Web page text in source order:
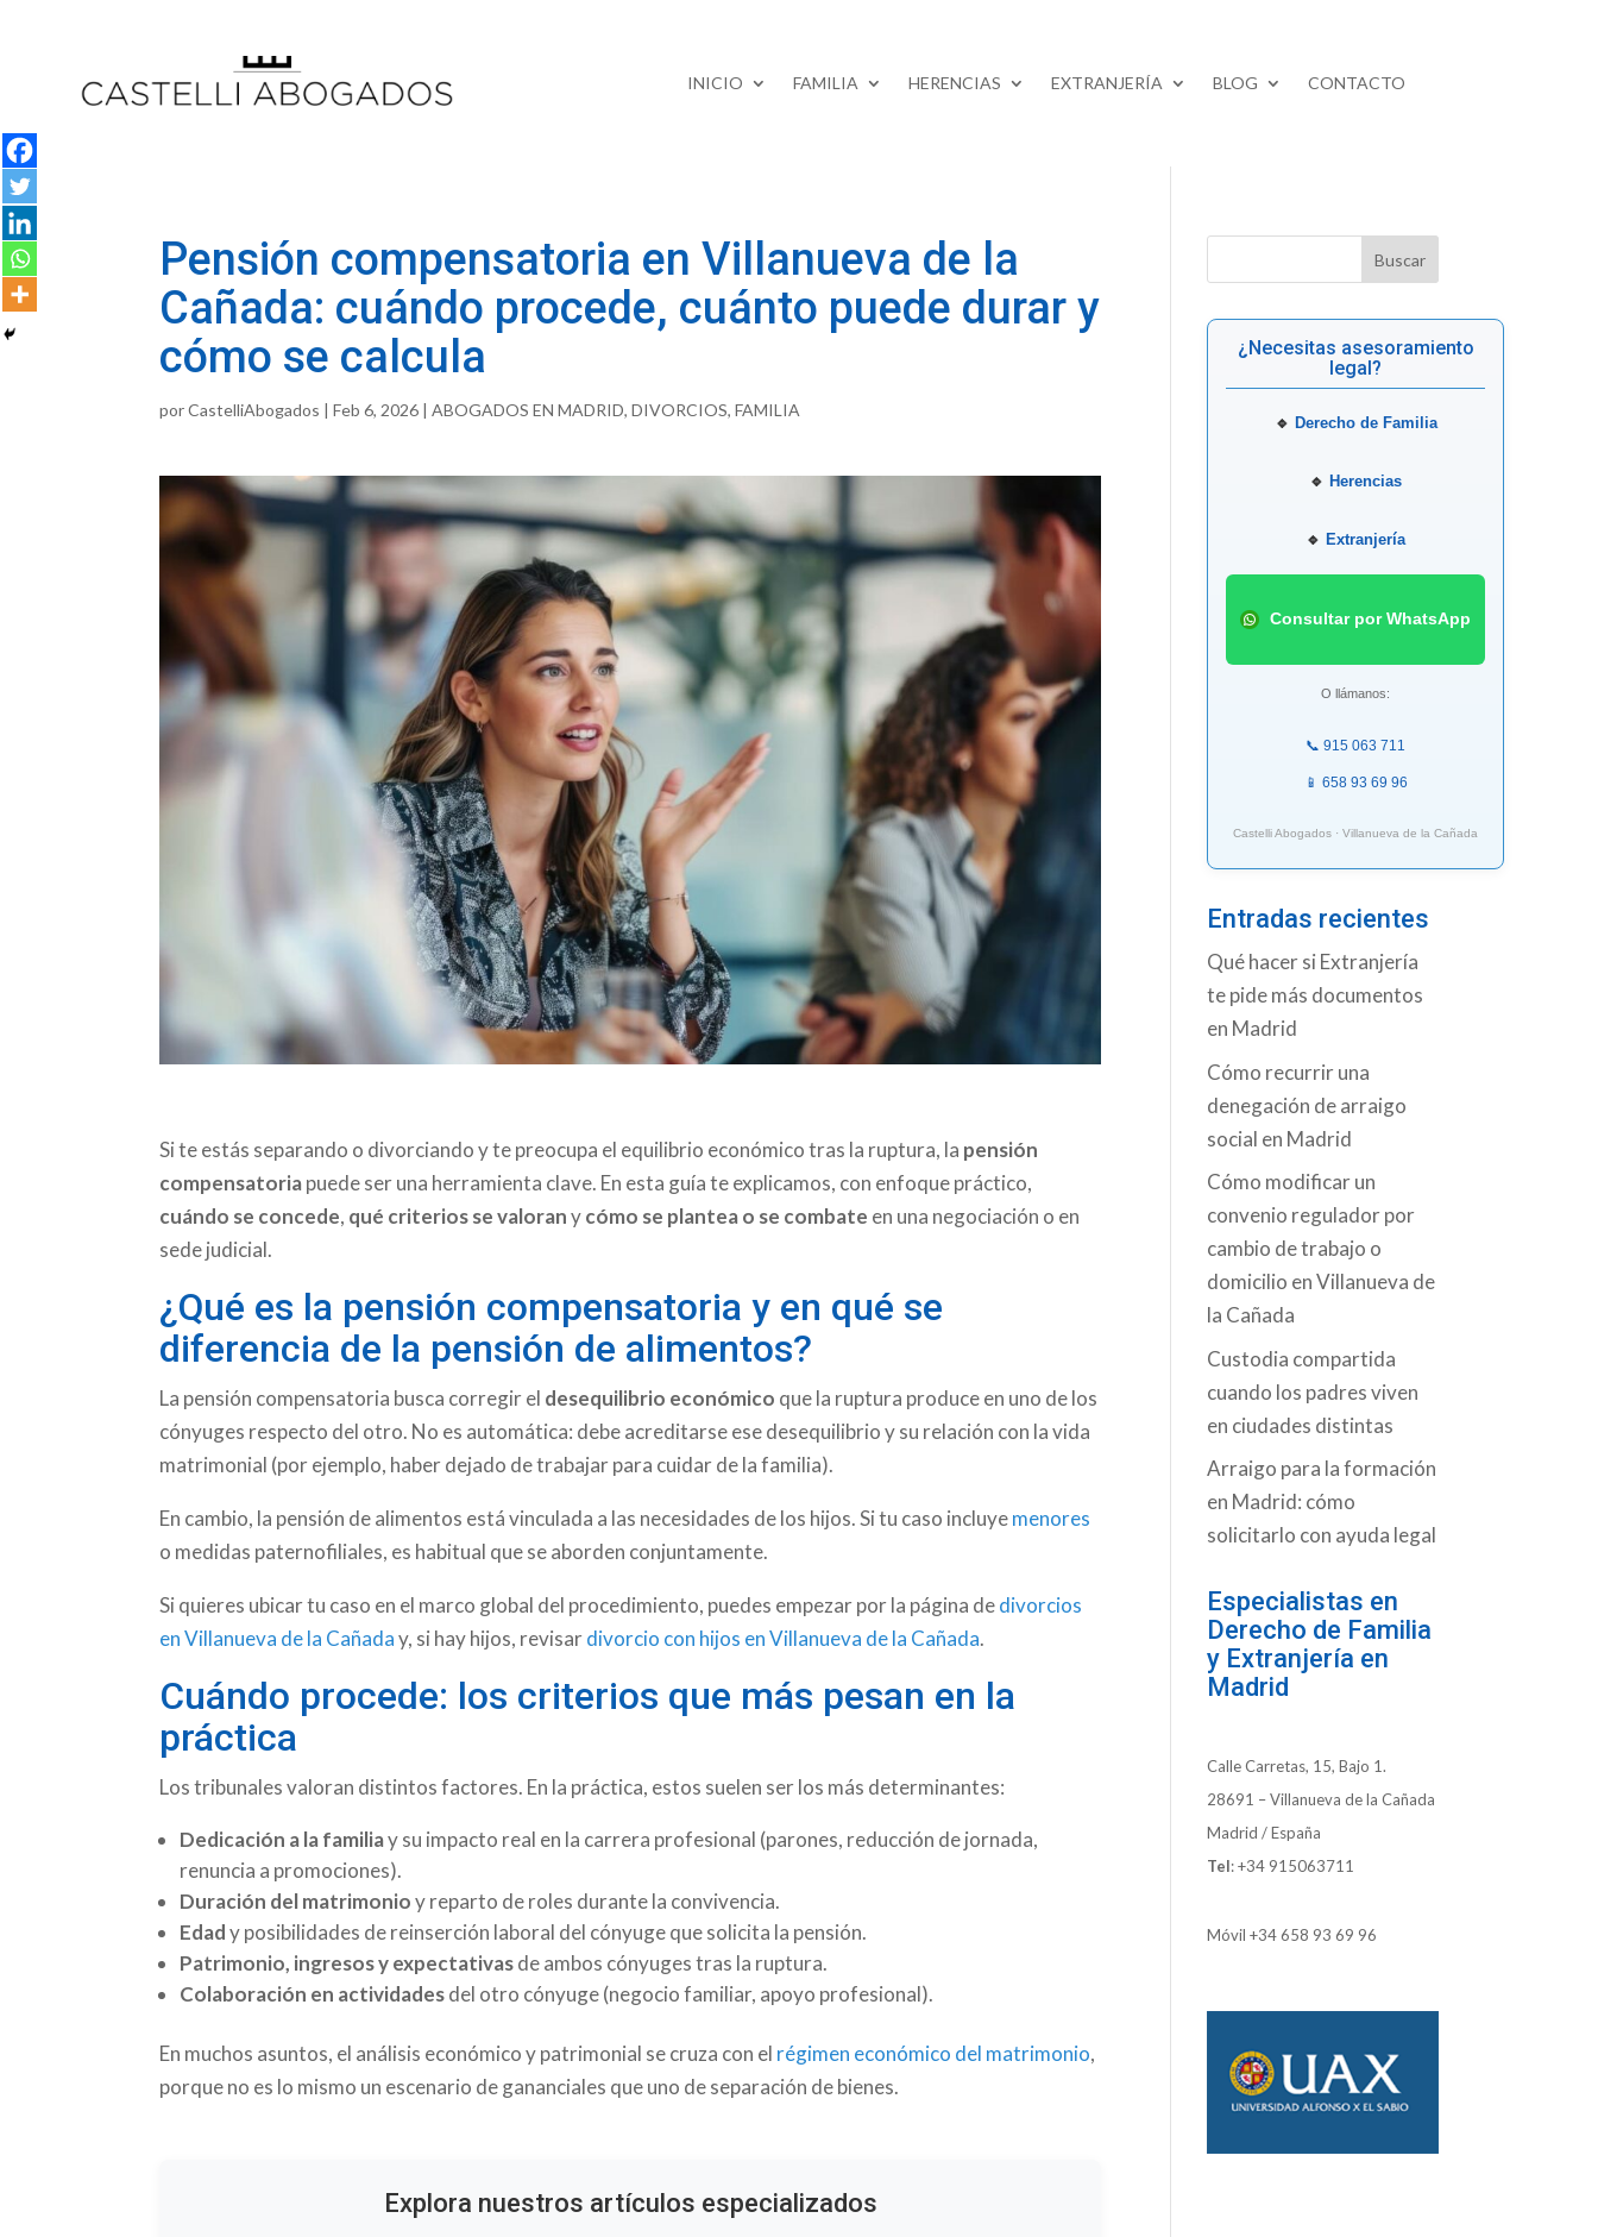
INICIO FAMILIA HERENCIAS EXTRANJERÍA BLOG CONTACTO
Pensión compensatoria en Villanueva de la
Cañada: cuándo procede, cuánto puede durar y
cómo se calcula
porCastelliAbogados |Feb 6, 2026 |ABOGADOS EN MADRID,DIVORCIOS,FAMILIA
Si te estás separando o divorciando y te preocupa el equilibrio económico tras la ruptura, la pensión
compensatoriapuede ser una herramienta clave. En esta guía te explicamos, con enfoque práctico,
cuándo se concede, qué criterios se valoranycómo se plantea o se combate en una negociación o en
sede judicial.
¿Qué es la pensión compensatoria y en qué se
diferencia de la pensión de alimentos?
La pensión compensatoria busca corregir el desequilibrio económico que la ruptura produce en uno de los
cónyuges respecto del otro. No es automática: debe acreditarse ese desequilibrio y su relación con la vida
matrimonial (por ejemplo, haber dejado de trabajar para cuidar de la familia).
En cambio, la pensión de alimentos está vinculada a las necesidades de los hijos. Si tu caso incluyemenores
o medidas paternofiliales, es habitual que se aborden conjuntamente.
Si quieres ubicar tu caso en el marco global del procedimiento, puedes empezar por la página dedivorcios
en Villanueva de la Cañaday, si hay hijos, revisardivorcio con hijos en Villanueva de la Cañada.
Cuándo procede: los criterios que más pesan en la
práctica
Los tribunales valoran distintos factores. En la práctica, estos suelen ser los más determinantes:
Dedicación a la familiay su impacto real en la carrera profesional (parones, reducción de jornada,
renuncia a promociones).
Duración del matrimonioy reparto de roles durante la convivencia.
Edady posibilidades de reinserción laboral del cónyuge que solicita la pensión.
Patrimonio, ingresos y expectativasde ambos cónyuges tras la ruptura.
Colaboración en actividadesdel otro cónyuge (negocio familiar, apoyo profesional).
En muchos asuntos, el análisis económico y patrimonial se cruza con el régimen económico del matrimonio,
porque no es lo mismo un escenario de gananciales que uno de separación de bienes.
Explora nuestros artículos especializados
¿Necesitas asesoramiento
legal?
🔹 Derecho de Familia
🔹 Herencias
🔹 Extranjería
Consultar por WhatsApp
O llámanos:
📞 915 063 711
📱 658 93 69 96
Castelli Abogados · Villanueva de la Cañada
Entradas recientes
Qué hacer si Extranjería
te pide más documentos
en Madrid
Cómo recurrir una
denegación de arraigo
social en Madrid
Cómo modificar un
convenio regulador por
cambio de trabajo o
domicilio en Villanueva de
la Cañada
Custodia compartida
cuando los padres viven
en ciudades distintas
Arraigo para la formación
en Madrid: cómo
solicitarlo con ayuda legal
Especialistas en
Derecho de Familia
y Extranjería en
Madrid
Calle Carretas, 15, Bajo 1.
28691 – Villanueva de la Cañada
Madrid / España
Tel:+34 915063711
Móvil+34 658 93 69 96